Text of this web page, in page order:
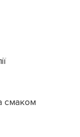
смаком